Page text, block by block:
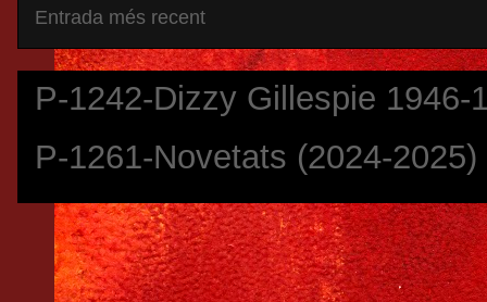
Entrada més recent
P-1242-Dizzy Gillespie 1946-
P-1261-Novetats (2024-2025)